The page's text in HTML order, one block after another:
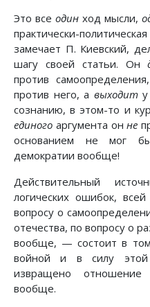
Это все одинход мысли,
практически-
замечает П. Киевский,
шагу своей статьи. Он
против
против него, а выходит
сознанию, в этом-то и
единого аргумента онне
основанием не мог
демократии вообще!
Действительный
логических ошибок,
вопросу о
отечества, по вопросу о
вообще, — состоит в
войной и в силу этой
извращено отношение
вообще.